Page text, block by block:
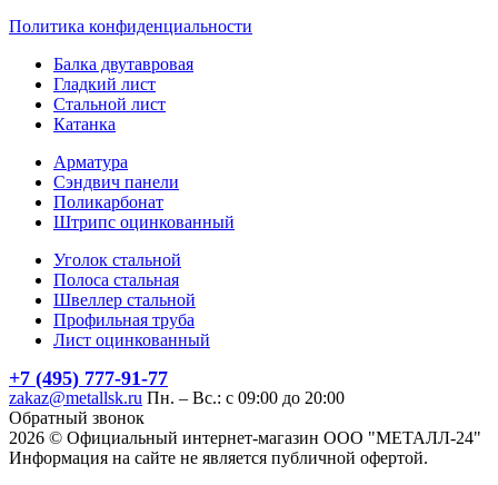
Политика конфиденциальности
Балка двутавровая
Гладкий лист
Стальной лист
Катанка
Арматура
Сэндвич панели
Поликарбонат
Штрипс оцинкованный
Уголок стальной
Полоса стальная
Швеллер стальной
Профильная труба
Лист оцинкованный
+7 (495) 777-91-77
zakaz@metallsk.ru Пн. – Вс.: с 09:00 до 20:00
Обратный звонок
2026 © Официальный интернет-магазин ООО "МЕТАЛЛ-24"
Информация на сайте не является публичной офертой.